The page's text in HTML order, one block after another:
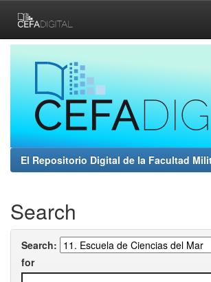
navigation
El Repositorio Digital de la Facultad
Search
Search:
for